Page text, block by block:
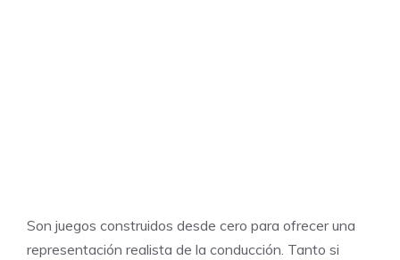
Son juegos construidos desde cero para ofrecer una
representación realista de la conducción. Tanto si